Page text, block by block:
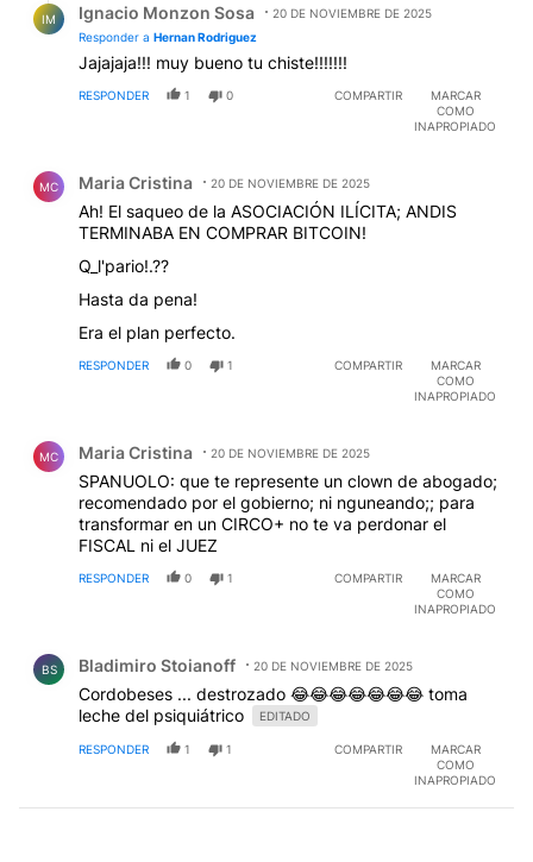
IM Ignacio Monzon Sosa
20 DE NOVIEMBRE DE 2025
Responder a Hernan Rodriguez
Jajajaja!!! muy bueno tu chiste!!!!!!!
RESPONDER 1 0 COMPARTIR
MARCAR
COMO
INAPROPIADO
MC Maria Cristina 20 DE NOVIEMBRE DE 2025
Ah! El saqueo de la ASOCIACIÓN ILÍCITA; ANDIS
TERMINABA EN COMPRAR BITCOIN!
Q_l'pario!.??
Hasta da pena!
Era el plan perfecto.
RESPONDER 0 1 COMPARTIR
MARCAR
COMO
INAPROPIADO
MC Maria Cristina 20 DE NOVIEMBRE DE 2025
SPANUOLO: que te represente un clown de abogado;
recomendado por el gobierno; ni nguneando;; para
transformar en un CIRCO+ no te va perdonar el
FISCAL ni el JUEZ
RESPONDER 0 1 COMPARTIR
MARCAR
COMO
INAPROPIADO
BS Bladimiro Stoianoff 20 DE NOVIEMBRE DE 2025
Cordobeses ... destrozado 😂😂😂😂😂😂😂 toma
leche del psiquiátrico
EDITADO
RESPONDER 1 1 COMPARTIR
MARCAR
COMO
INAPROPIADO